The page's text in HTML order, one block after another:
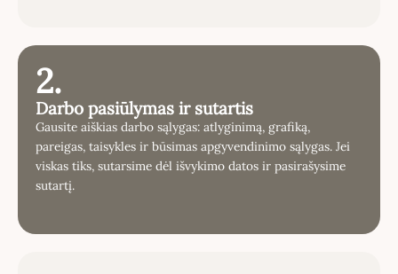
2.
Darbo pasiūlymas ir sutartis
Gausite aiškias darbo sąlygas: atlyginimą, grafiką,
pareigas, taisykles ir būsimas apgyvendinimo sąlygas. Jei
viskas tiks, sutarsime dėl išvykimo datos ir pasirašysime
sutartį.